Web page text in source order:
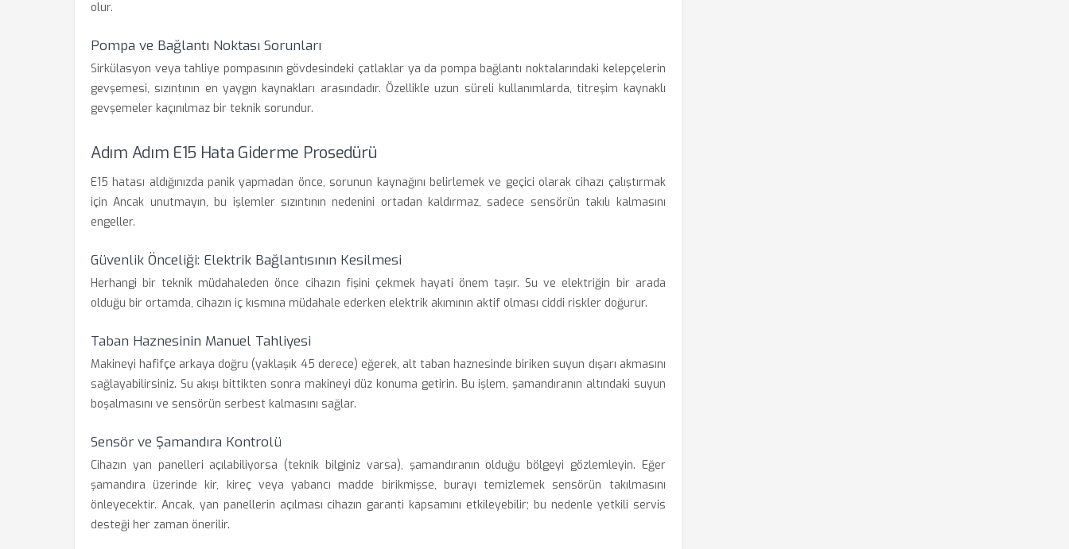
olur.
Pompa ve Bağlantı Noktası Sorunları
Sirkülasyon veya tahliye pompasının gövdesindeki çatlaklar ya da pompa bağlantı noktalarındaki kelepçelerin
gevşemesi, sızıntının en yaygın kaynakları arasındadır. Özellikle uzun süreli kullanımlarda, titreşim kaynaklı
gevşemeler kaçınılmaz bir teknik sorundur.
Adım Adım E15 Hata Giderme Prosedürü
E15 hatası aldığınızda panik yapmadan önce, sorunun kaynağını belirlemek ve geçici olarak cihazı çalıştırmak
için Ancak unutmayın, bu işlemler sızıntının nedenini ortadan kaldırmaz, sadece sensörün takılı kalmasını
engeller.
Güvenlik Önceliği: Elektrik Bağlantısının Kesilmesi
Herhangi bir teknik müdahaleden önce cihazın fişini çekmek hayati önem taşır. Su ve elektriğin bir arada
olduğu bir ortamda, cihazın iç kısmına müdahale ederken elektrik akımının aktif olması ciddi riskler doğurur.
Taban Haznesinin Manuel Tahliyesi
Makineyi hafifçe arkaya doğru (yaklaşık 45 derece) eğerek, alt taban haznesinde biriken suyun dışarı akmasını
sağlayabilirsiniz. Su akışı bittikten sonra makineyi düz konuma getirin. Bu işlem, şamandıranın altındaki suyun
boşalmasını ve sensörün serbest kalmasını sağlar.
Sensör ve Şamandıra Kontrolü
Cihazın yan panelleri açılabiliyorsa (teknik bilginiz varsa), şamandıranın olduğu bölgeyi gözlemleyin. Eğer
şamandıra üzerinde kir, kireç veya yabancı madde birikmişse, burayı temizlemek sensörün takılmasını
önleyecektir. Ancak, yan panellerin açılması cihazın garanti kapsamını etkileyebilir; bu nedenle yetkili servis
desteği her zaman önerilir.